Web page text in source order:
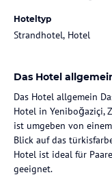
Hoteltyp
Strandhotel, Hotel
Das Hotel
Das Hotel allgemein
Hotel in Yeniboğaziçi,
ist umgeben von
Blick auf das
Hotel ist ideal für
geeignet.